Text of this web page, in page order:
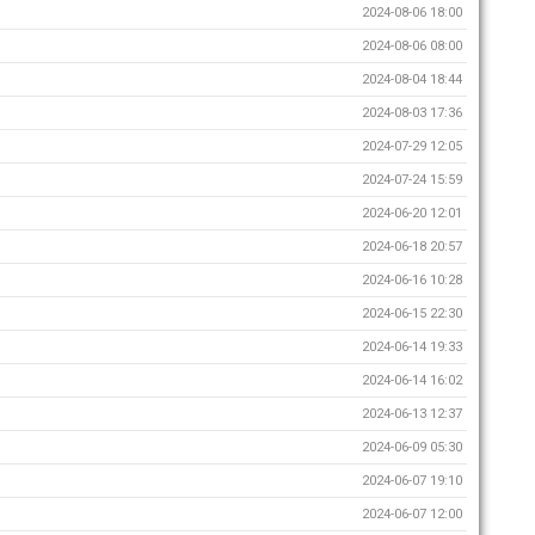
2024-08-06 18:00
2024-08-06 08:00
2024-08-04 18:44
2024-08-03 17:36
2024-07-29 12:05
2024-07-24 15:59
2024-06-20 12:01
2024-06-18 20:57
2024-06-16 10:28
2024-06-15 22:30
2024-06-14 19:33
2024-06-14 16:02
2024-06-13 12:37
2024-06-09 05:30
2024-06-07 19:10
2024-06-07 12:00